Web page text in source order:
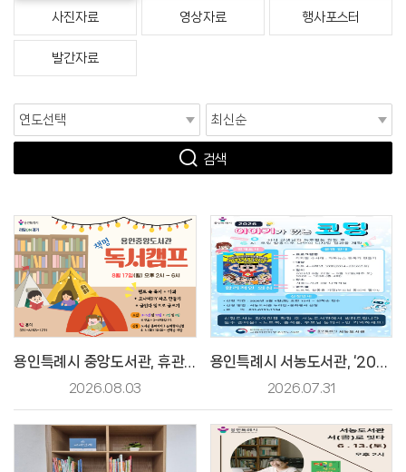
사진자료 영상자료 행사포스터
발간자료
검색
용인특례시 중앙도서관, 휴관일에 즐기는 특별한 '독서캠프' 운영 [2026. 8. 2. 보도]
2026.08.03 2026.07.31